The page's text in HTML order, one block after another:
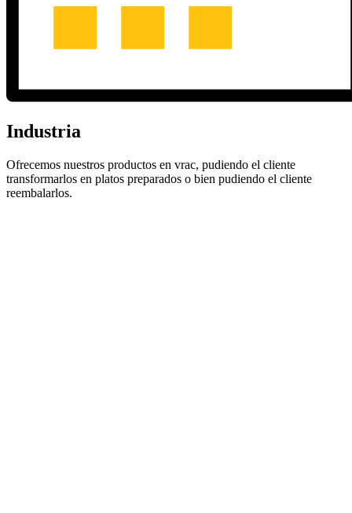
Industria
Ofrecemos nuestros productos en vrac, pudiendo el cliente
transformarlos en platos preparados o bien pudiendo el cliente
reembalarlos.